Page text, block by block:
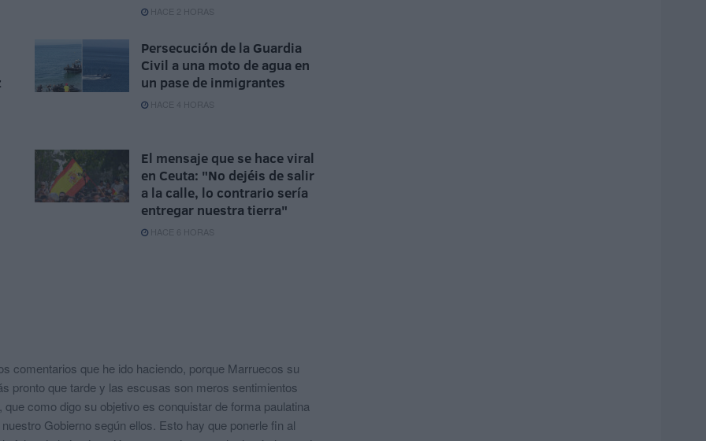
HACE 2 HORAS
Persecución de la Guardia
Civil a una moto de agua en
un pase de inmigrantes
HACE 4 HORAS
El mensaje que se hace viral
en Ceuta: "No dejéis de salir
a la calle, lo contrario sería
entregar nuestra tierra"
HACE 6 HORAS
comentarios que he ido haciendo, porque Marruecos su
pronto que tarde y las escusas son meros sentimientos
como digo su objetivo es conquistar de forma paulatina
Gobierno según ellos. Esto hay que ponerle fin al